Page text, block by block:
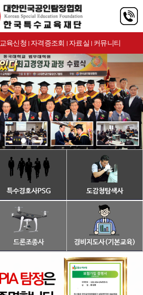
교육신청 | 자격증조회 | 자료실 | 커뮤니티